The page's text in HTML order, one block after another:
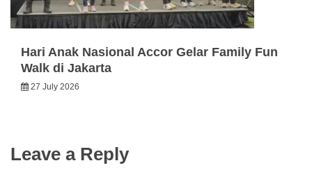
Hari Anak Nasional Accor Gelar Family Fun
Walk di Jakarta
27 July 2026
Leave a Reply